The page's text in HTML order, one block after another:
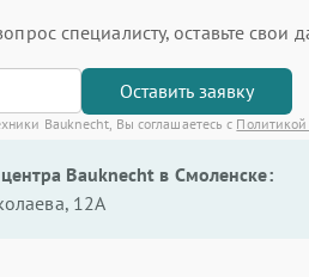
специалисту, оставьте
Оставить заявку
Bauknecht, Вы соглашаетесь с
Bauknecht в Смоленске:
12А